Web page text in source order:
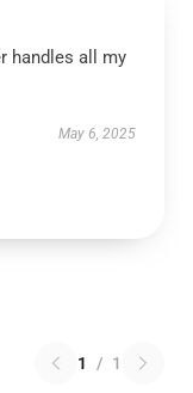
handles all my
May 6, 2025
1 / 1